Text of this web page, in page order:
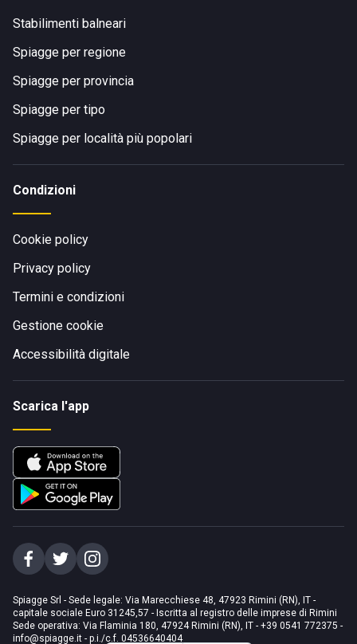
Stabilimenti balneari
Spiagge per regione
Spiagge per provincia
Spiagge per tipo
Spiagge per località più popolari
Condizioni
Cookie policy
Privacy policy
Termini e condizioni
Gestione cookie
Accessibilità digitale
Scarica l'app
Spiagge Srl - Sede legale: Via Marecchiese 48, 47923 Rimini (RN), IT -
capitale sociale Euro 31245,57 - Iscritta al registro delle imprese di Rimini
Sede operativa: Via Flaminia 180, 47924 Rimini (RN), IT - +39 0541 772375 -
info@spiagge.it - p.i./c.f. 04536640404